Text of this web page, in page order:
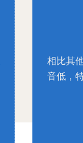
相比其
音低，